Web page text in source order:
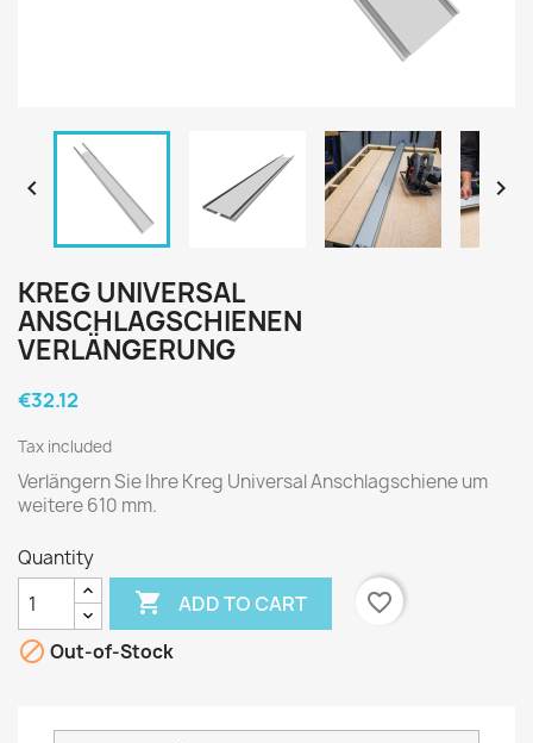
 
KREG UNIVERSAL
ANSCHLAGSCHIENEN
VERLÄNGERUNG
€32.12
Tax included
Verlängern Sie Ihre Kreg Universal Anschlagschiene um
weitere 610 mm.
Quantity
 ADD TO CART
favorite_border
 Out-of-Stock